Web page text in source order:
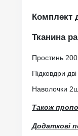
Комплект
Тканина
Простинь
Підковдри
Наволочки
Також
Додаткові